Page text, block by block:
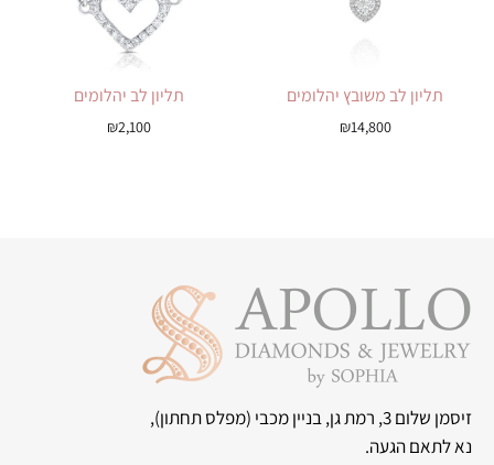
תליון לב משובץ יהלומים
₪14,800
תליון לב יהלומים
₪2,100
זיסמן שלום 3, רמת גן, בניין מכבי
(מפלס תחתון),
נא לתאם הגעה.